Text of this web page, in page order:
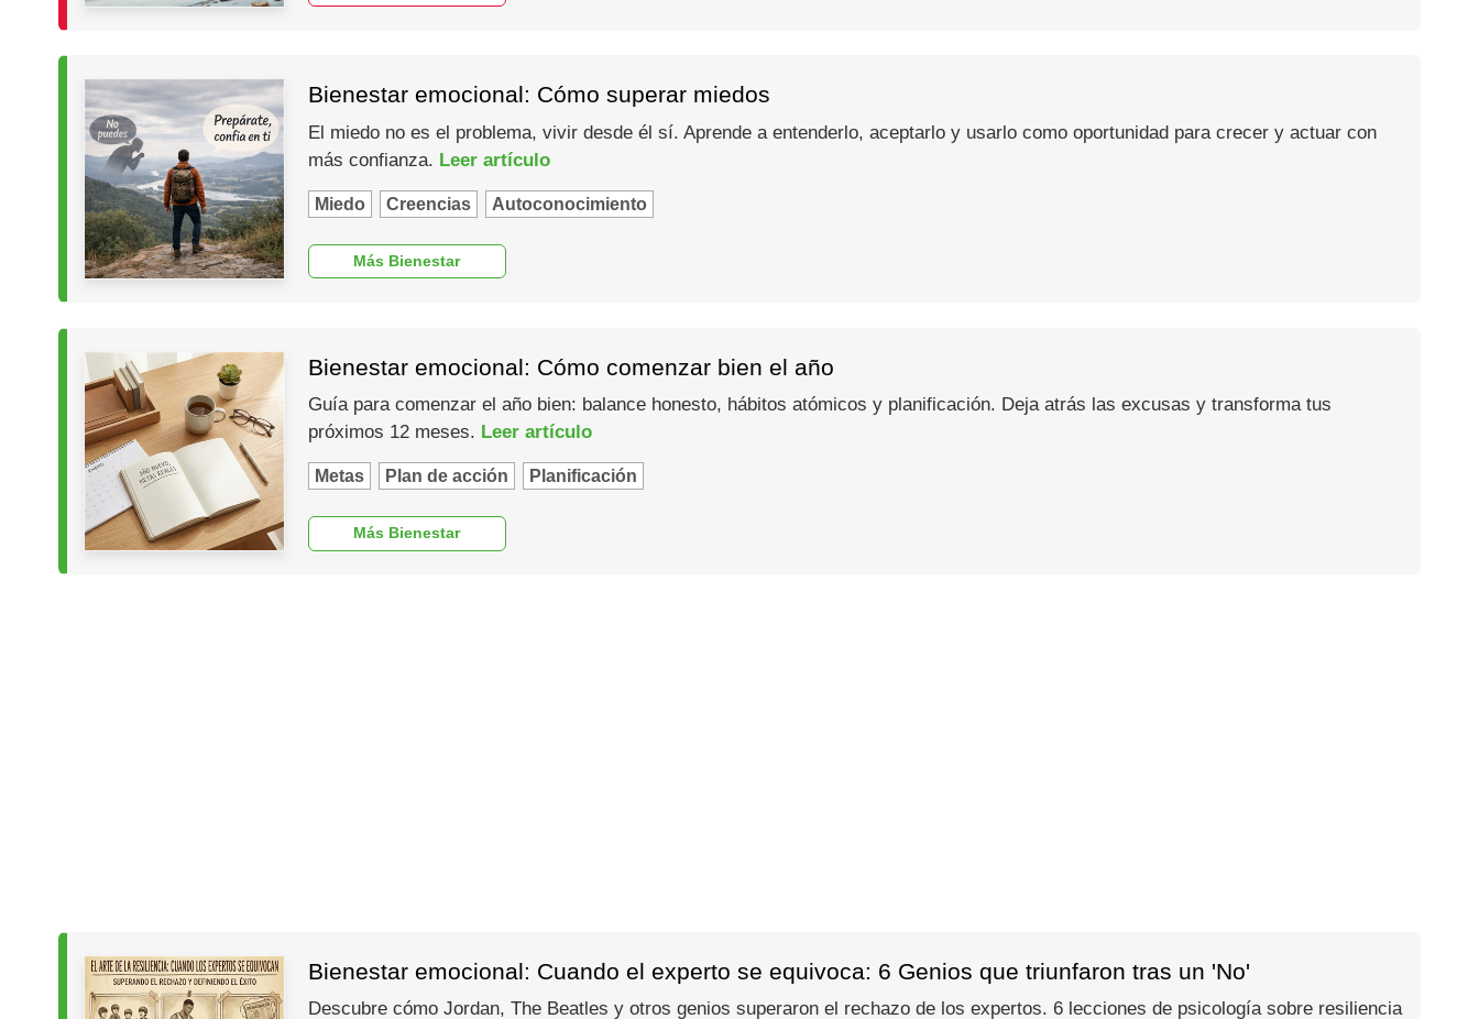
Bienestar emocional: Cómo superar miedos
El miedo no es el problema, vivir desde él sí. Aprende a entenderlo, aceptarlo y usarlo como oportunidad para crecer y actuar con
más confianza. Leer artículo
Miedo Creencias Autoconocimiento
Más Bienestar
Bienestar emocional: Cómo comenzar bien el año
Guía para comenzar el año bien: balance honesto, hábitos atómicos y planificación. Deja atrás las excusas y transforma tus
próximos 12 meses. Leer artículo
Metas Plan de acción Planificación
Más Bienestar
Bienestar emocional: Cuando el experto se equivoca: 6 Genios que triunfaron tras un 'No'
Descubre cómo Jordan, The Beatles y otros genios superaron el rechazo de los expertos. 6 lecciones de psicología sobre resiliencia